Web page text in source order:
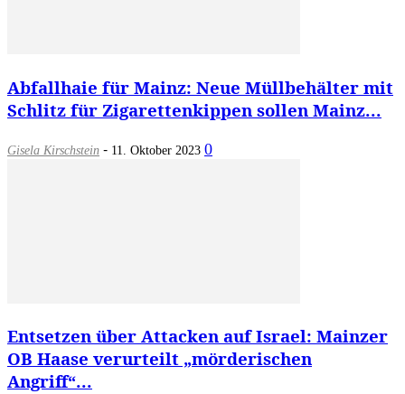
Abfallhaie für Mainz: Neue Müllbehälter mit
Schlitz für Zigarettenkippen sollen Mainz...
Gisela Kirschstein - 11. Oktober 2023 0
Entsetzen über Attacken auf Israel: Mainzer
OB Haase verurteilt „mörderischen
Angriff“...